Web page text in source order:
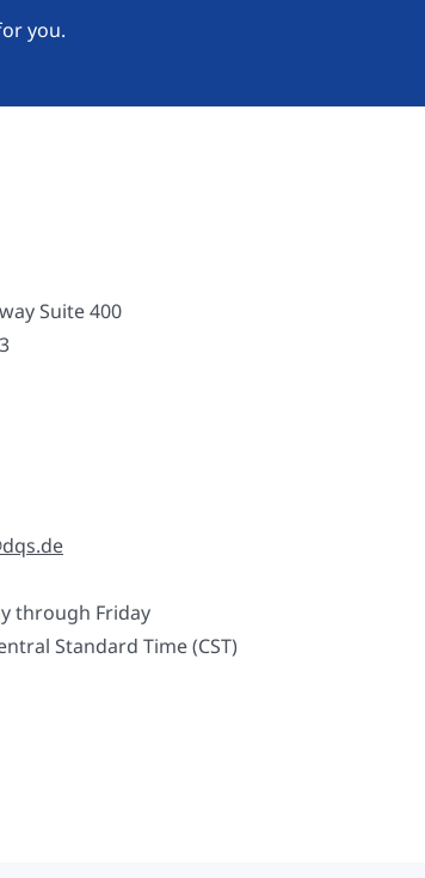
you.
Suite 400
through Friday
Standard Time (CST)